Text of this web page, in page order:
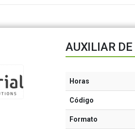
AUXILIAR
Horas
Código
Formato